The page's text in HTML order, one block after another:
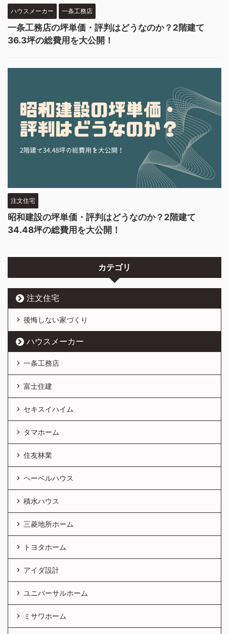
ハウスメーカー 一条工務店
一条工務店の坪単価・評判はどうなのか？2階建て
36.3坪の総費用を大公開！
注文住宅
昭和建設の坪単価・評判はどうなのか？2階建て
34.48坪の総費用を大公開！
カテゴリ
注文住宅
後悔しない家づくり
ハウスメーカー
一条工務店
富士住建
セキスイハイム
タマホーム
住友林業
ヘーベルハウス
積水ハウス
三菱地所ホーム
トヨタホーム
アイダ設計
ユニバーサルホーム
ミサワホーム